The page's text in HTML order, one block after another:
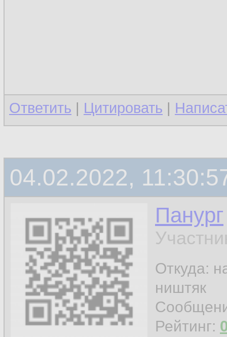
Ответить | Цитировать |
04.02.2022,
Панург
Откуда:
ништяк
Рейтинг: